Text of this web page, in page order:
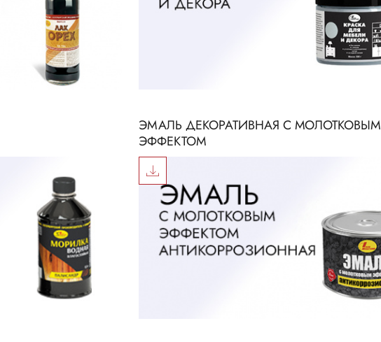
ЭМАЛЬ ДЕКОРАТИВНАЯ С МОЛОТКОВЫМ
ЭФФЕКТОМ